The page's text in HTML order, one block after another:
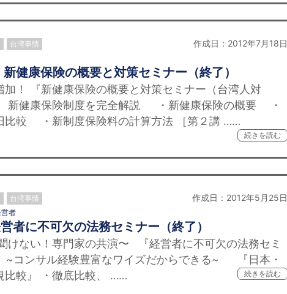
台湾事情 作成日：2012年7月18日
健康保険の概要と対策セミナー（終了）
加！ 『新健康保険の概要と対策セミナー（台湾人対
新健康保険制度を完全解説 ・新健康保険の概要 ・
比較 ・新制度保険料の計算方法 ［第２講 ……
続きを読む
台湾事情 作成日：2012年5月25日
営者
に不可欠の法務セミナー（終了）
ない！専門家の共演〜 『経営者に不可欠の法務セミ
コンサル経験豊富なワイズだからできる~ 『日本・
比較』 ・徹底比較、 ……
続きを読む